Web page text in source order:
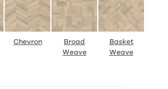
Chevron
Broad
Weave
Basket
Weave